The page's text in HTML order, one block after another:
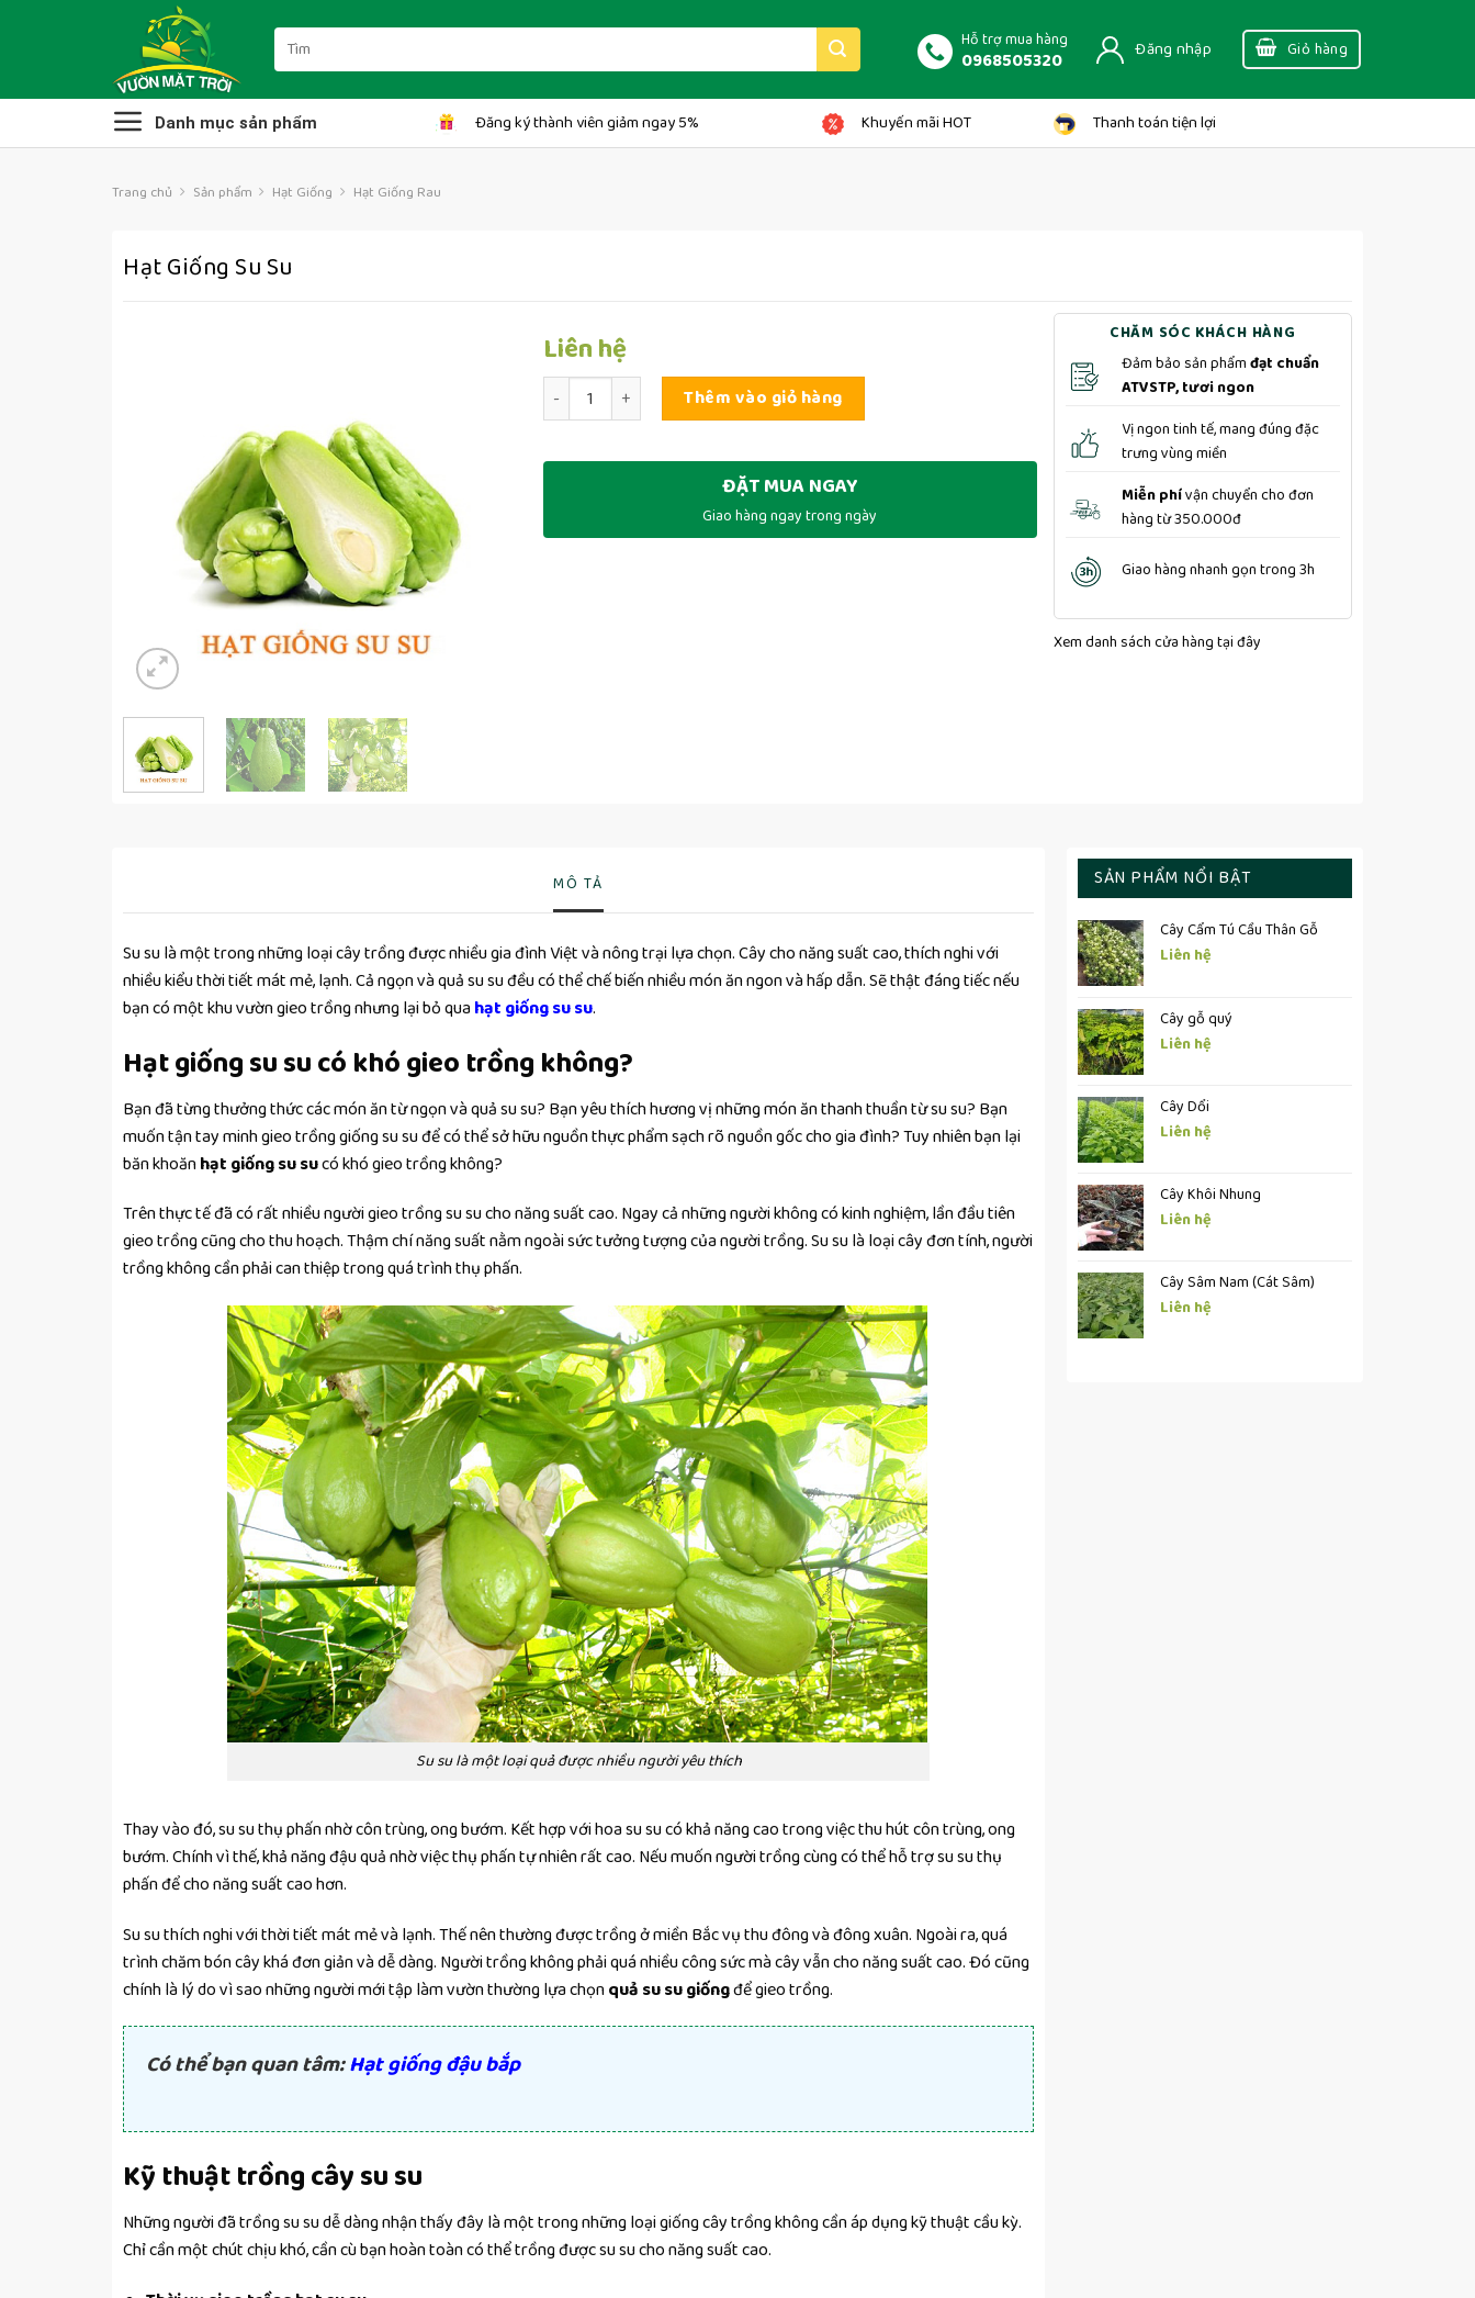
Tìm
kiếm:
Hỗ trợ mua hàng
0968505320 Đăng nhập Giỏ hàng
Danh mục sản phẩm Đăng ký thành viên giảm ngay 5% Khuyến mãi HOT Thanh toán tiện lợi
Trang chủ Sản phẩm Hạt Giống Hạt Giống Rau
Hạt Giống Su Su
Liên hệ
Số lượng Thêm vào giỏ hàng
ĐẶT MUA NGAY
Giao hàng ngay trong ngày
CHĂM SÓC KHÁCH HÀNG
Đảm bảo sản phẩmđạt chuẩn
ATVSTP, tươi ngon
Vị ngon tinh tế, mang đúng đặc
trưng vùng miền
Miễn phívận chuyển cho đơn
hàng từ 350.000đ
Giao hàng nhanh gọn trong 3h
Xem danh sách cửa hàngtại đây
MÔ TẢ
Su su là một trong những loại cây trồng được nhiều gia đình Việt và nông trại lựa chọn. Cây cho năng suất cao, thích nghi với
nhiều kiểu thời tiết mát mẻ, lạnh. Cả ngọn và quả su su đều có thể chế biến nhiều món ăn ngon và hấp dẫn. Sẽ thật đáng tiếc nếu
bạn có một khu vườn gieo trồng nhưng lại bỏ qua hạt giống su su.
Hạt giống su su có khó gieo trồng không?
Bạn đã từng thưởng thức các món ăn từ ngọn và quả su su? Bạn yêu thích hương vị những món ăn thanh thuần từ su su? Bạn
muốn tận tay minh gieo trồng giống su su để có thể sở hữu nguồn thực phẩm sạch rõ nguồn gốc cho gia đình? Tuy nhiên bạn lại
băn khoănhạt giống su sucó khó gieo trồng không?
Trên thực tế đã có rất nhiều người gieo trồng su su cho năng suất cao. Ngay cả những người không có kinh nghiệm, lần đầu tiên
gieo trồng cũng cho thu hoạch. Thậm chí năng suất nằm ngoài sức tưởng tượng của người trồng. Su su là loại cây đơn tính, người
trồng không cần phải can thiệp trong quá trình thụ phấn.
Su su là một loại quả được nhiều người yêu thích
Thay vào đó, su su thụ phấn nhờ côn trùng, ong bướm. Kết hợp với hoa su su có khả năng cao trong việc thu hút côn trùng, ong
bướm. Chính vì thế, khả năng đậu quả nhờ việc thụ phấn tự nhiên rất cao. Nếu muốn người trồng cùng có thể hỗ trợ su su thụ
phấn để cho năng suất cao hơn.
Su su thích nghi với thời tiết mát mẻ và lạnh. Thế nên thường được trồng ở miền Bắc vụ thu đông và đông xuân. Ngoài ra, quá
trình chăm bón cây khá đơn giản và dễ dàng. Người trồng không phải quá nhiều công sức mà cây vẫn cho năng suất cao. Đó cũng
chính là lý do vì sao những người mới tập làm vườn thường lựa chọnquả su su giốngđể gieo trồng.
Có thể bạn quan tâm:Hạt giống đậu bắp
Kỹ thuật trồng cây su su
Những người đã trồng su su dễ dàng nhận thấy đây là một trong những loại giống cây trồng không cần áp dụng kỹ thuật cầu kỳ.
Chỉ cần một chút chịu khó, cần cù bạn hoàn toàn có thể trồng được su su cho năng suất cao.
SẢN PHẨM NỔI BẬT
Cây Cẩm Tú Cầu Thân Gỗ
Liên hệ
Cây gỗ quý
Liên hệ
Cây Dổi
Liên hệ
Cây Khôi Nhung
Liên hệ
Cây Sâm Nam (Cát Sâm)
Liên hệ